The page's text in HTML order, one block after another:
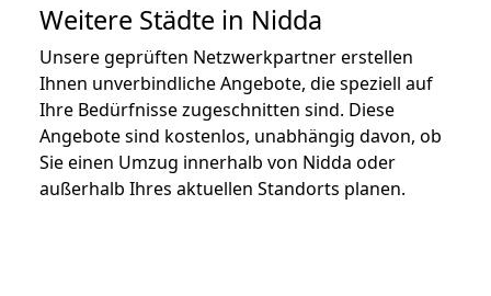
Weitere Städte in Nidda
Unsere geprüften Netzwerkpartner erstellen
Ihnen unverbindliche Angebote, die speziell auf
Ihre Bedürfnisse zugeschnitten sind. Diese
Angebote sind kostenlos, unabhängig davon, ob
Sie einen Umzug innerhalb von Nidda oder
außerhalb Ihres aktuellen Standorts planen.